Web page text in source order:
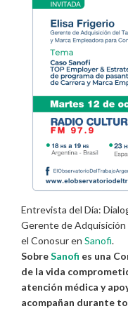
Entrevista del Día:
Gerente de Adquisición
el Conosur en Sanofi.
SobreSanofi es una
de la vida
atención médica y
acompañan durante